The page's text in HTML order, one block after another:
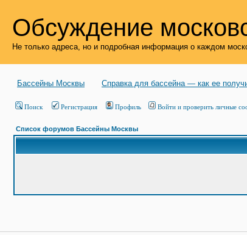
Обсуждение
Не только адреса, но и подробная информация о каждом
Бассейны Москвы Справка для бассейна — как ее
Поиск Регистрация Профиль Войти и проверить личные
Список форумов Бассейны Москвы